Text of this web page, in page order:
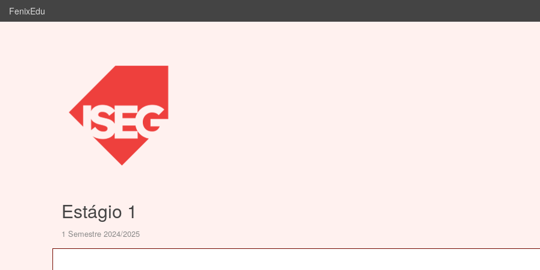
FenixEdu
Estágio 1
1 Semestre 2024/2025